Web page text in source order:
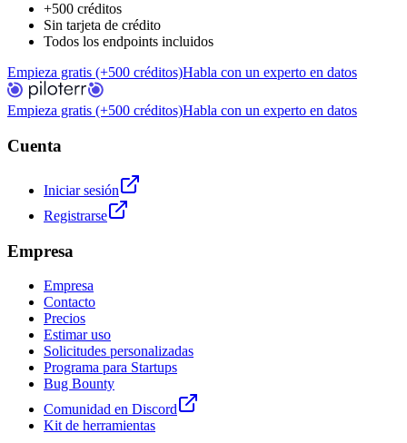
+500 créditos
Sin tarjeta de crédito
Todos los endpoints incluidos
Empieza gratis (+500 créditos)Habla con un experto en datos
Empieza gratis (+500 créditos)Habla con un experto en datos
Cuenta
Iniciar sesión
Registrarse
Empresa
Empresa
Contacto
Precios
Estimar uso
Solicitudes personalizadas
Programa para Startups
Bug Bounty
Comunidad en Discord
Kit de herramientas